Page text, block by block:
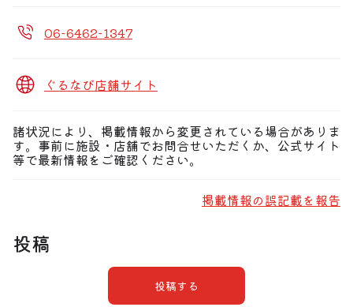
06-6462-1347
ぐるなび店舗サイト
諸状況により、掲載情報から変更されている場合がありま
す。事前に施設・店舗でお問合せいただくか、公式サイト
等で最新情報をご確認ください。
掲載情報の誤記載を報告
投稿
投稿する